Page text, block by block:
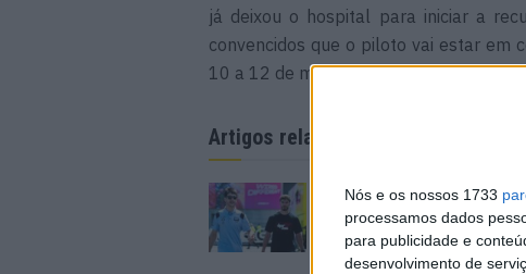
Nós e os nossos 1733
processamos dados
para publicidade e
desenvolvimento de
já deixou o hospital para iniciar a
convencidos que o piloto vai estar em
10 a 12 de março
Artigos relacionados
MotoGP: Iker Lecuona
ambiciona Top 10 em
Silverstone
6 AGOSTO, 2026